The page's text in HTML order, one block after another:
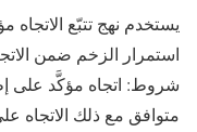
استمرار الزخم ضمن
متوافق مع ذلك الاتجاه